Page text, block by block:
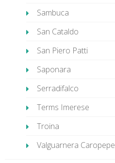
Sambuca
San Cataldo
San Piero Patti
Saponara
Serradifalco
Terms Imerese
Troina
Valguarnera Caropepe